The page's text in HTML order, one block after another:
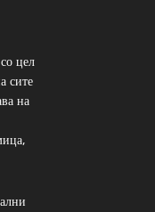
цел
сите
на